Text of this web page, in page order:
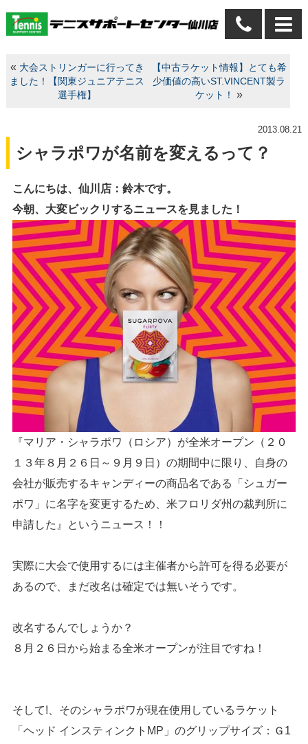
« 大会ストリンガーに行ってき
ました！【関東ジュニアテニス
選手権】
【中古ラケット情報】とても希
少価値の高いST.VINCENT製ラ
ケット！
»
2013.08.21
シャラポワが名前を変えるって？
こんにちは、仙川店：鈴木です。
今朝、大変ビックリするニュースを見ました！
『マリア・シャラポワ（ロシア）が全米オープン（２０
１３年８月２６日～９月９日）の期間中に限り、自身の
会社が販売するキャンディーの商品名である「シュガー
ポワ」に名字を変更するため、米フロリダ州の裁判所に
申請した』というニュース！！
実際に大会で使用するには主催者から許可を得る必要が
あるので、まだ改名は確定では無いそうです。
改名するんでしょうか？
８月２６日から始まる全米オープンが注目ですね！
そして!、そのシャラポワが現在使用しているラケット
「ヘッド インスティンクトMP」のグリップサイズ：Ｇ1